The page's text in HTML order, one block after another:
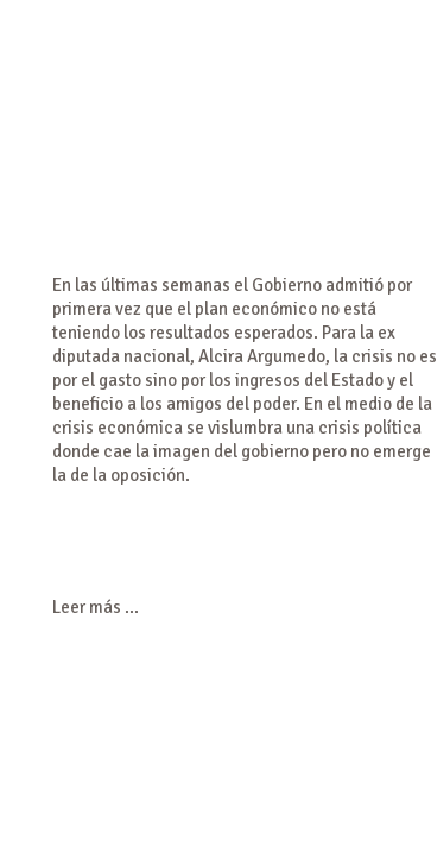
En las últimas semanas el Gobierno admitió por
primera vez que el plan económico no está
teniendo los resultados esperados. Para la ex
diputada nacional, Alcira Argumedo, la crisis no es
por el gasto sino por los ingresos del Estado y el
beneficio a los amigos del poder. En el medio de la
crisis económica se vislumbra una crisis política
donde cae la imagen del gobierno pero no emerge
la de la oposición.
Leer más ...